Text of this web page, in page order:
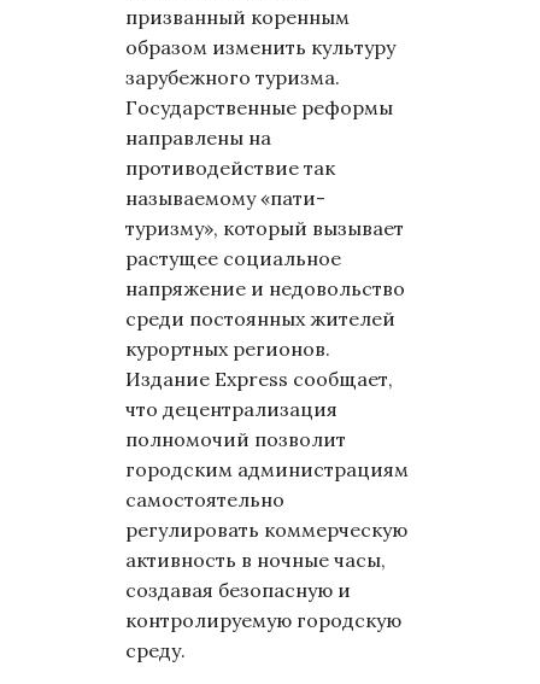
призванный коренным
образом изменить культуру
зарубежного туризма.
Государственные реформы
направлены на
противодействие так
называемому «пати-
туризму», который вызывает
растущее социальное
напряжение и недовольство
среди постоянных жителей
курортных регионов.
Издание Express сообщает,
что децентрализация
полномочий позволит
городским администрациям
самостоятельно
регулировать коммерческую
активность в ночные часы,
создавая безопасную и
контролируемую городскую
среду.